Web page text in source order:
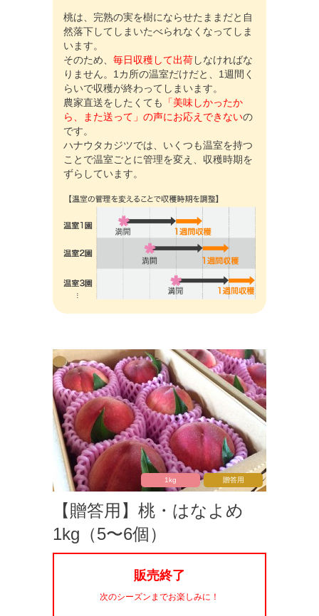
桃は、完熟の実を樹にならせたままだと自
然落下してしまいたべられなくなってしま
います。
そのため、 毎日収穫して出荷しなければな
りません。1カ所の温室だけだと、1週間く
らいで収穫が終わってしまいます。
農家直送をしたくても
「美味しかったか
ら、また送って」の声にお応えできないの
です。
ハナウタカジツでは、いくつも温室を持つ
ことで温室ごとに管理を変え、収穫時期を
ずらしています。
贈答用
1kg
【贈答用】桃・はなよめ
1kg（5〜6個）
販売終了
次のシーズンまでお楽しみに！